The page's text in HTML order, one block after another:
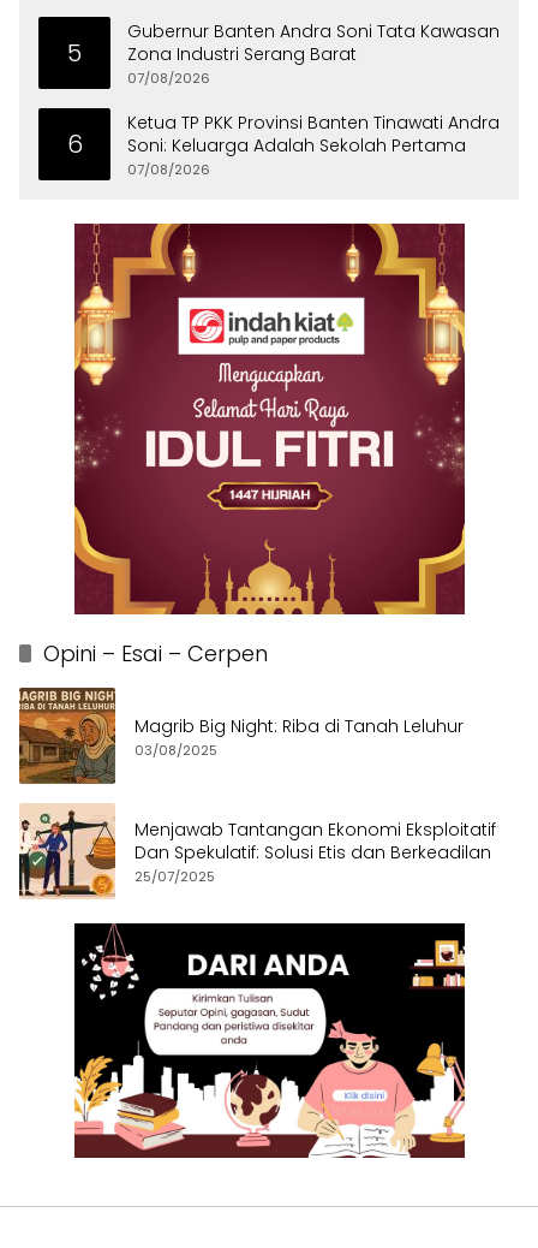
5
Gubernur Banten Andra Soni Tata Kawasan
Zona Industri Serang Barat
07/08/2026
6
Ketua TP PKK Provinsi Banten Tinawati Andra
Soni: Keluarga Adalah Sekolah Pertama
07/08/2026
Opini – Esai – Cerpen
Magrib Big Night: Riba di Tanah Leluhur
03/08/2025
Menjawab Tantangan Ekonomi Eksploitatif
Dan Spekulatif: Solusi Etis dan Berkeadilan
25/07/2025